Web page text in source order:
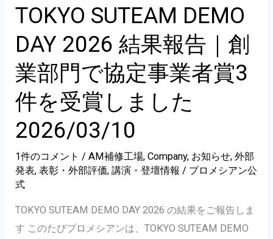
備
稼
テ
ス
ト
開
始
シ
ア
株
式
会
ASTM
F50
委
員
会
へ
TOKYO SUTEAM DEMO
DAY 2026 結果報告｜創
業部門で協定事業者賞3
件を受賞しました
2026/03/10
1件のコメント /AM補修工場,Company, お知らせ,外部
発表,表彰・外部評価,講演・登壇情報 / プロメシアン公
式
TOKYO SUTEAM DEMO DAY 2026 の結果をご報告しま
す このたびプロメシアンは、TOKYO SUTEAM DEMO